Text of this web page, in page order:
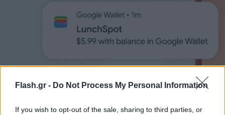
Flash.gr - Do Not Process My Personal Information
If you wish to opt-out of the sale, sharing to third parties, or